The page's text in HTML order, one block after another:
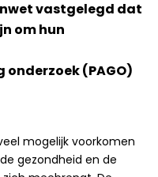
vastgelegd dat
om hun
(PAGO)
mogelijk voorkomen
gezondheid en de